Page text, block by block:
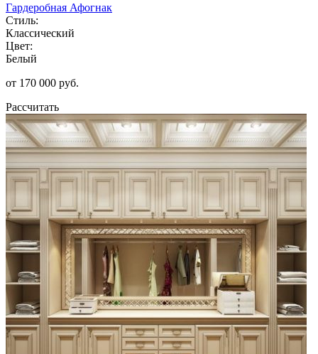
Гардеробная Афогнак
Стиль:
Классический
Цвет:
Белый
от 170 000 руб.
Рассчитать